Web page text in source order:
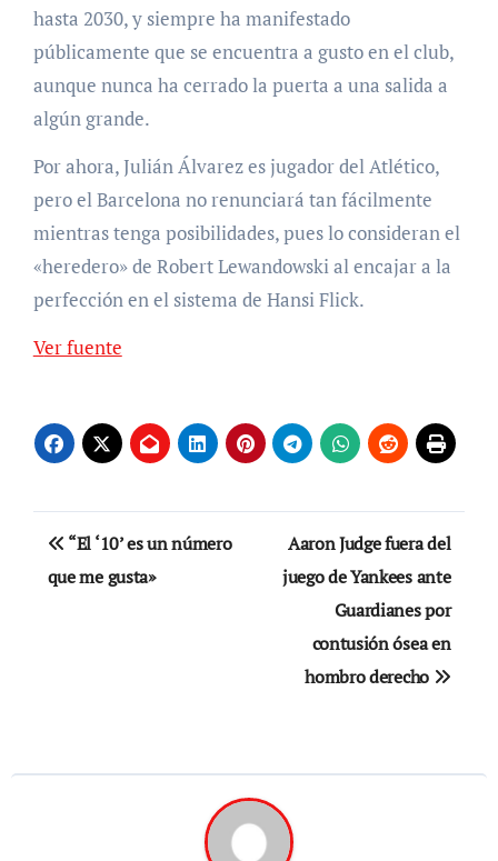
hasta 2030, y siempre ha manifestado
públicamente que se encuentra a gusto en el club,
aunque nunca ha cerrado la puerta a una salida a
algún grande.
Por ahora, Julián Álvarez es jugador del Atlético,
pero el Barcelona no renunciará tan fácilmente
mientras tenga posibilidades, pues lo consideran el
«heredero» de Robert Lewandowski al encajar a la
perfección en el sistema de Hansi Flick.
Ver fuente
Navegación
de
“El ‘10’ es un número
que me gusta»
Aaron Judge fuera del
juego de Yankees ante
Guardianes por
contusión ósea en
hombro derecho